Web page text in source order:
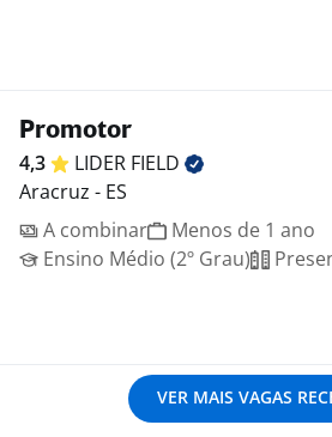
Promotor
4,3 LIDER FIELD
Aracruz - ES
A combinar
Menos de 1 ano
Ensino Médio (2º Grau)
VER MAIS VAGAS